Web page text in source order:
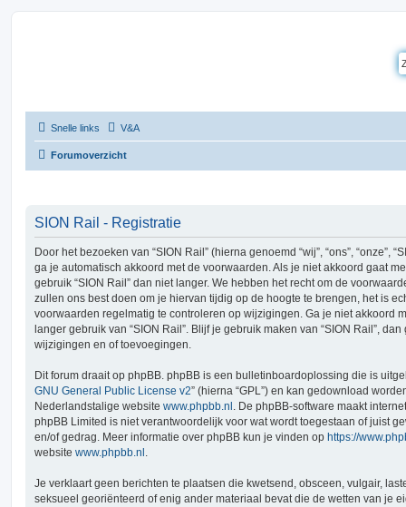
Snelle links V&A
Forumoverzicht
SION Rail - Registratie
Door het bezoeken van “SION Rail” (hierna genoemd “wij”, “ons”, “onze”,
ga je automatisch akkoord met de voorwaarden. Als je niet akkoord gaat
gebruik “SION Rail” dan niet langer. We hebben het recht om de
zullen ons best doen om je hiervan tijdig op de hoogte te brengen, het is
voorwaarden regelmatig te controleren op wijzigingen. Ga je niet akkoord
langer gebruik van “SION Rail”. Blijf je gebruik maken van “SION Rail”,
wijzigingen en of toevoegingen.
Dit forum draait op phpBB. phpBB is een bulletinboardoplossing die is
GNU General Public License v2” (hierna “GPL”) en kan gedownload
Nederlandstalige website www.phpbb.nl . De phpBB-software maakt
phpBB Limited is niet verantwoordelijk voor wat wordt toegestaan of juist
en/of gedrag. Meer informatie over phpBB kun je vinden op https://
website www.phpbb.nl .
Je verklaart geen berichten te plaatsen die kwetsend, obsceen, vulgair,
seksueel georiënteerd of enig ander materiaal bevat die de wetten van je